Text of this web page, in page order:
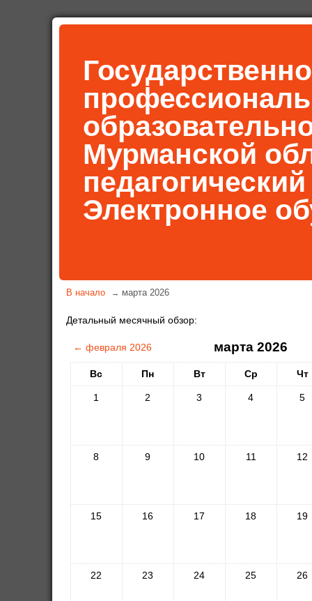
Мурманской
Электронное
В начало → марта 2026
Детальный месячный обзор:
← февраля 2026 марта 2026
Вс Пн Вт Ср Чт
1 2 3 4 5
8 9 10 11 12
15 16 17 18 19
22 23 24 25 26